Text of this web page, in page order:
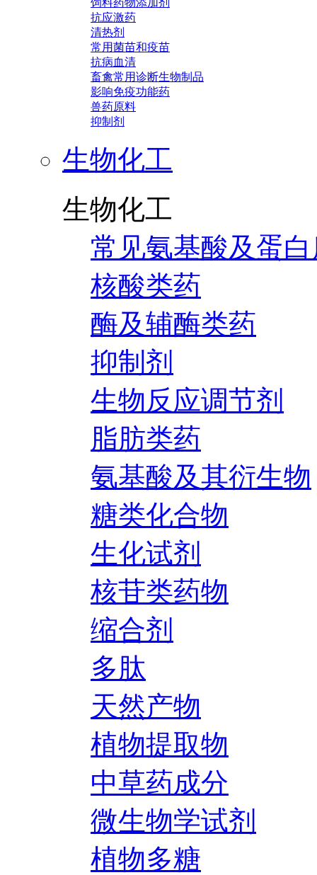
饲料药物添加剂
抗应激药
清热剂
常用菌苗和疫苗
抗病血清
畜禽常用诊断生物制品
影响免疫功能药
兽药原料
抑制剂
生物化工
生物化工
常见氨基酸及蛋
核酸类药
酶及辅酶类药
抑制剂
生物反应调节剂
脂肪类药
氨基酸及其衍生物
糖类化合物
生化试剂
核苷类药物
缩合剂
多肽
天然产物
植物提取物
中草药成分
微生物学试剂
植物多糖